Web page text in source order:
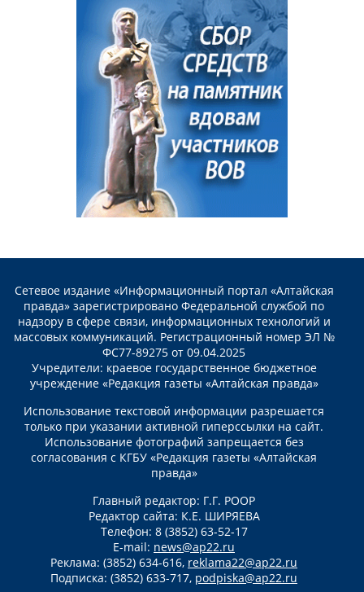
Сетевое издание «Информационный портал «Алтайская
правда» зарегистрировано Федеральной службой по
надзору в сфере связи, информационных технологий и
массовых коммуникаций. Регистрационный номер ЭЛ №
ФС77-89275 от 09.04.2025
Учредители: краевое государственное бюджетное
учреждение «Редакция газеты «Алтайская правда»
Использование текстовой информации разрешается
только при указании активной гиперссылки на сайт.
Использование фотографий запрещается без
согласования с КГБУ «Редакция газеты «Алтайская
правда»
Главный редактор: Г.Г. РООР
Редактор сайта: К.Е. ШИРЯЕВА
Телефон: 8 (3852) 63-52-17
E-mail: news@ap22.ru
Реклама: (3852) 634-616, reklama22@ap22.ru
Подписка: (3852) 633-717, podpiska@ap22.ru